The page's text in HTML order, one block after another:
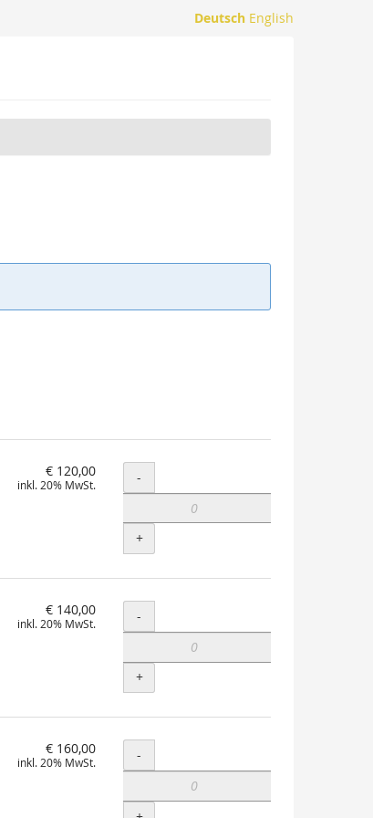
Deutsch English
€ 120,00
inkl. 20% MwSt. Menge
-
+
€ 140,00
inkl. 20% MwSt. Menge
-
+
€ 160,00
inkl. 20% MwSt. Menge
-